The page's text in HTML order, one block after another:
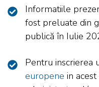
Informatiile
fost preluate din
publică în Iulie
Pentru inscrierea
europene in